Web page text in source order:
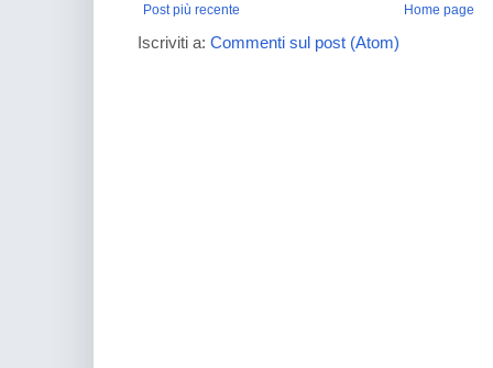
Post più recente Home page
Iscriviti a: Commenti sul post (Atom)